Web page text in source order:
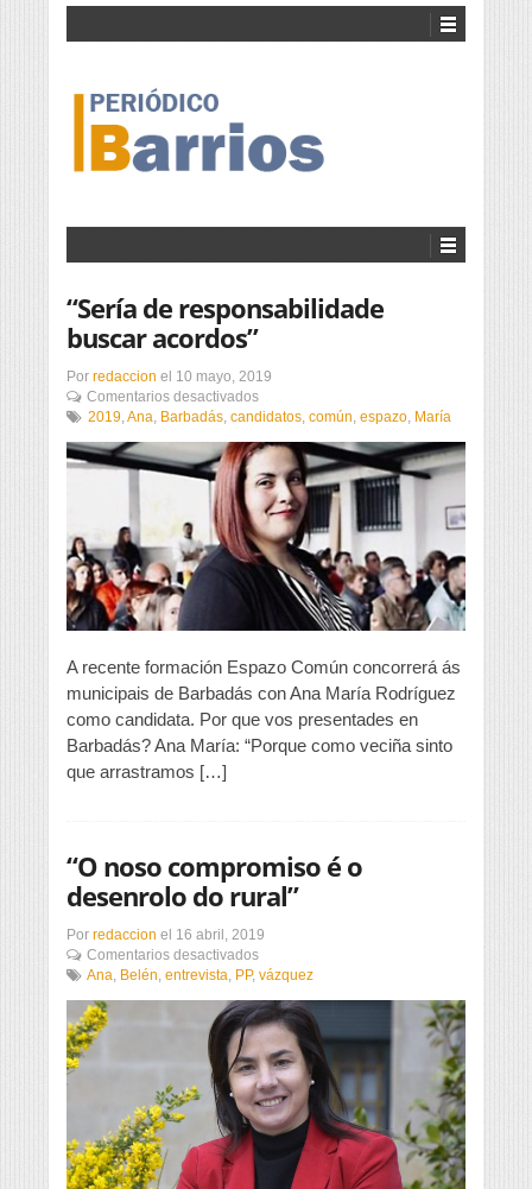
“Sería de responsabilidade
buscar acordos”
Por redaccion el 10 mayo, 2019
Comentarios desactivadosen
“Sería
responsabilidade
buscar
acordos”
2019,Ana, Barbadás, candidatos, común, espazo, María
A recente formación Espazo Común concorrerá ás
municipais de Barbadás con Ana María Rodríguez
como candidata. Por que vos presentades en
Barbadás? Ana María: “Porque como veciña sinto
que arrastramos […]
“O noso compromiso é o
desenrolo do rural”
Por redaccion el 16 abril, 2019
Comentarios desactivadosen
“O
compromiso
é
o
desenrolo
do
rural”
Ana, Belén, entrevista, PP, vázquez